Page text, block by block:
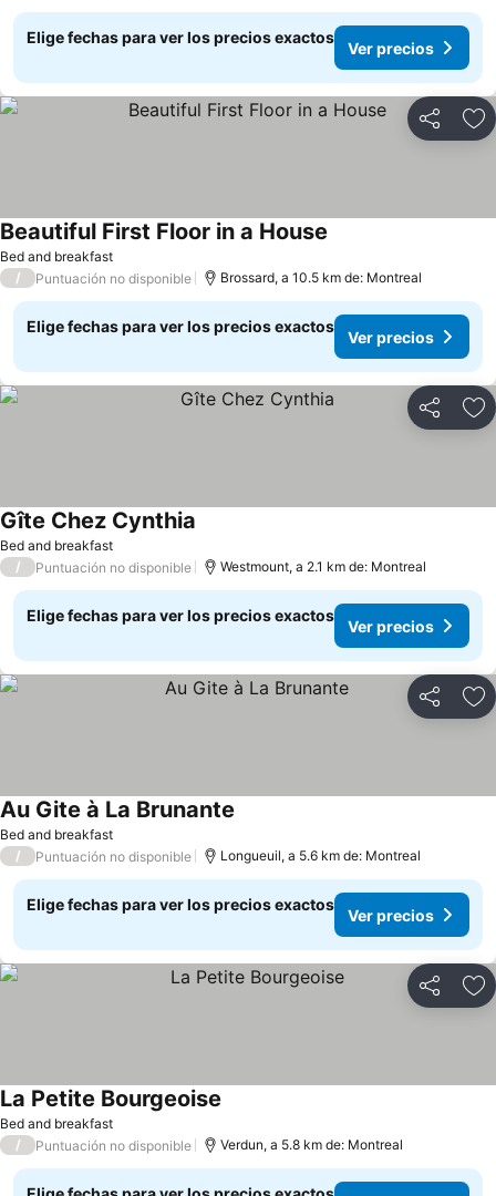
Elige fechas para ver los precios exactos
Ver precios
Compartir
Bed and breakfast
Beautiful First Floor in a House
/ Puntuación no disponible Brossard, a 10.5 km de: Montreal
Elige fechas para ver los precios exactos
Ver precios
Compartir
Bed and breakfast
Gîte Chez Cynthia
/ Puntuación no disponible Westmount, a 2.1 km de: Montreal
Elige fechas para ver los precios exactos
Ver precios
Compartir
Bed and breakfast
Au Gite à La Brunante
/ Puntuación no disponible Longueuil, a 5.6 km de: Montreal
Elige fechas para ver los precios exactos
Ver precios
Compartir
Bed and breakfast
La Petite Bourgeoise
/ Puntuación no disponible Verdun, a 5.8 km de: Montreal